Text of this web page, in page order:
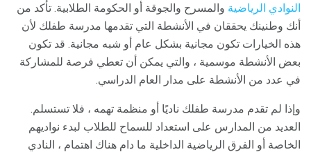
النوادي الرياضية والمسرح والجوقة أو الحكومة الطلابية. تأكد من
أنك وطنينك يحققان في الأنشطة التي تقدمها مدرسة طفلك لأن
هذه الخيارات تكون مجانية بشكل عام أو شبه مجانية. قد تكون
بعض الأنشطة موسمية ، والتي يمكن أن تعطي فرصة للمشاركة
في عدد من الأنشطة على مدار العام الدراسي.
وإذا لم تقدم مدرسة طفلك ناديًا أو منظمة تهمه ، فلا تستسلم.
العديد من المدارس على استعداد للسماح للطلاب لبدء نواديهم
الخاصة أو الفرق الرياضية الداخلية ما دام هناك اهتمام ، النادي